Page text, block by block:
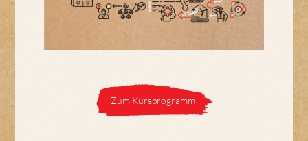
Zum Kursprogramm